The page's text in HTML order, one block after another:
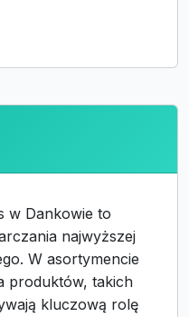
w Dankowie to
najwyższej
W asortymencie
produktów, takich
kluczową rolę